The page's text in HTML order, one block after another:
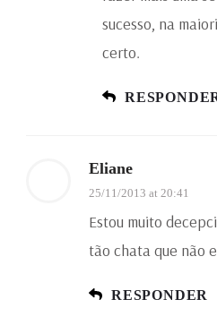
sucesso, na
certo.
Eliane
25/11/2013 at 20:41
Estou muito
tão chata que não
RESPONDER